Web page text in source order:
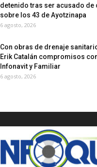
detenido tras ser acusado de
sobre los 43 de Ayotzinapa
6 agosto, 2026
Con obras de drenaje
Erik Catalán compromisos
Infonavit y Familiar
6 agosto, 2026